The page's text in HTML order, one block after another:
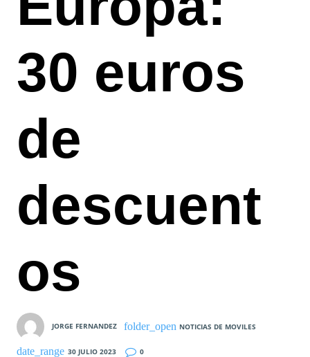
30 euros
de
descuent
os
JORGE FERNANDEZ NOTICIAS DE MOVILES
30 JULIO 2023 0